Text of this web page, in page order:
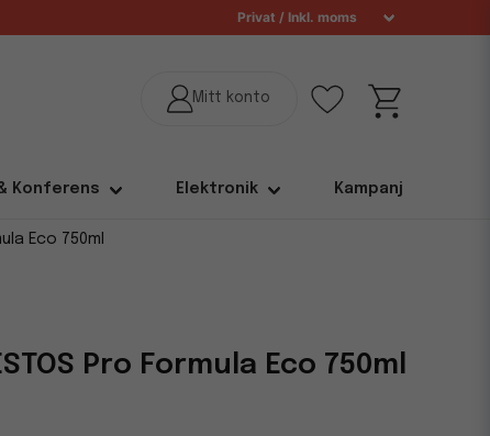
Konferens Elektronik Kampanj
Eco 750ml
Pro Formula Eco 750ml